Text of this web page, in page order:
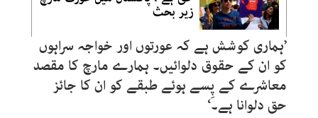
زیر بحث
’ہماری کوشش ہے کہ عورتوں اور خواجہ سراہوں
کو ان کے حقوق دلوائیں۔ ہمارے مارچ کا مقصد
معاشرے کے پِسے ہوئے طبقے کو ان کا جائز
حق دلوانا ہے۔‘